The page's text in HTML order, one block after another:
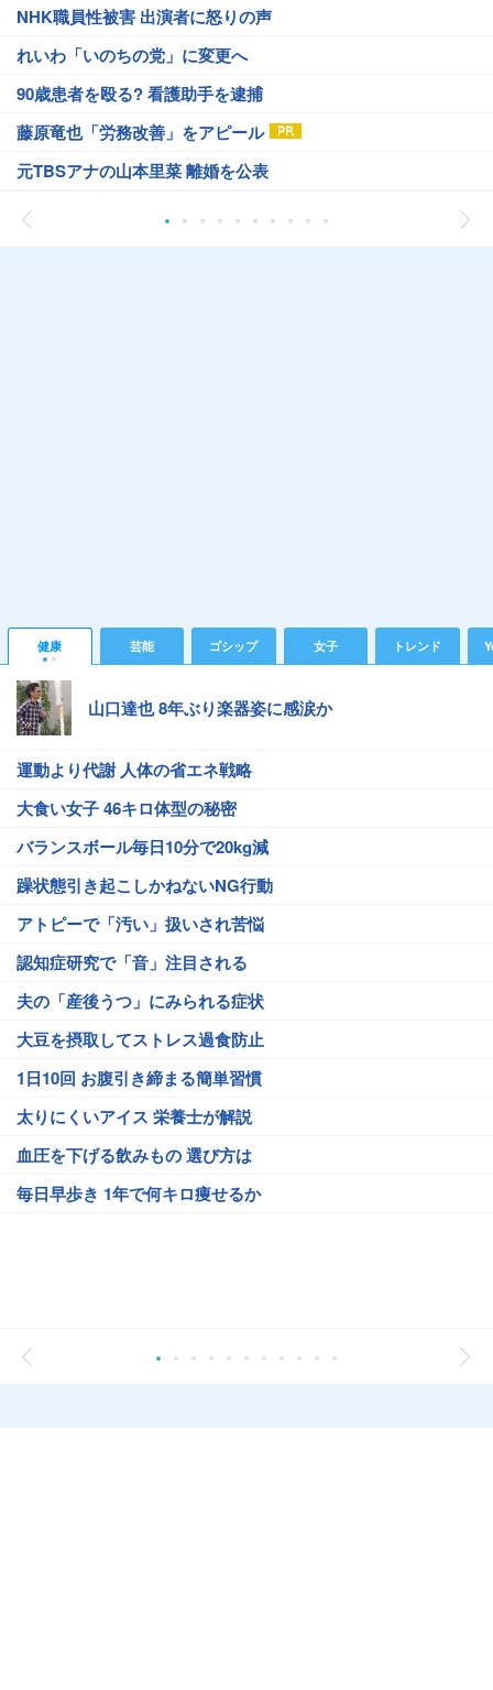
NHK職員性被害 出演者に怒りの声
れいわ「いのちの党」に変更へ
90歳患者を殴る? 看護助手を逮捕
藤原竜也「労務改善」をアピール
元TBSアナの山本里菜 離婚を公表
健康 芸能 ゴシップ 女子 トレンド
山口達也 8年ぶり楽器姿に感涙か
運動より代謝 人体の省エネ戦略
大食い女子 46キロ体型の秘密
バランスボール毎日10分で20kg減
躁状態引き起こしかねないNG行動
アトピーで「汚い」扱いされ苦悩
認知症研究で「音」注目される
夫の「産後うつ」にみられる症状
大豆を摂取してストレス過食防止
1日10回 お腹引き締まる簡単習慣
太りにくいアイス 栄養士が解説
血圧を下げる飲みもの 選び方は
毎日早歩き 1年で何キロ痩せるか